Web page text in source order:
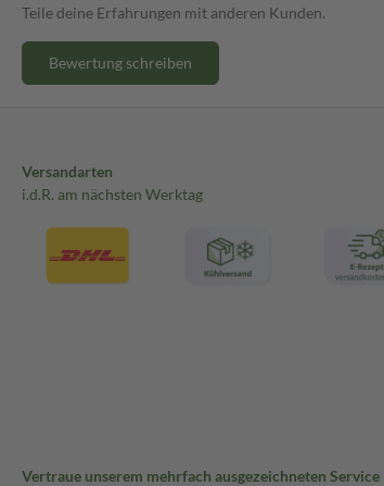
Teile deine Erfahrungen mit anderen Kunden.
Bewertung schreiben
Versandarten
i.d.R. am nächsten Werktag
Vertraue unserem mehrfach ausgezeichneten Service